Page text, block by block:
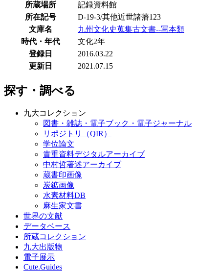
所蔵場所
記録資料館
所在記号
D-19-3/其他近世諸藩123
文庫名
九州文化史蒐集古文書--写本類
時代・年代
文化2年
登録日
2016.03.22
更新日
2021.07.15
探す・調べる
九大コレクション
図書・雑誌・電子ブック・電子ジャーナル
リポジトリ（QIR）
学位論文
貴重資料デジタルアーカイブ
中村哲著述アーカイブ
蔵書印画像
炭鉱画像
水素材料DB
麻生家文書
世界の文献
データベース
所蔵コレクション
九大出版物
電子展示
Cute.Guides